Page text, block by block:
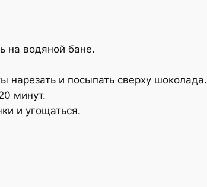
на водяной бане.
нарезать и посыпать сверху шоколада.
минут.
и угощаться.